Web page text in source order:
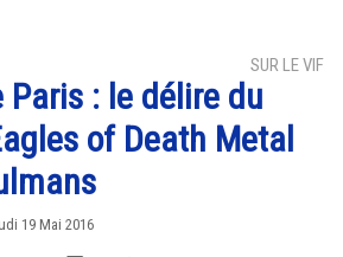
SUR LE VIF
: le délire du
of Death Metal
19 Mai 2016